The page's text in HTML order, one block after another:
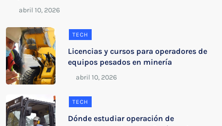
TECH
Licencias y cursos para operadores de
equipos pesados en minería
TECH
Dónde estudiar operación de